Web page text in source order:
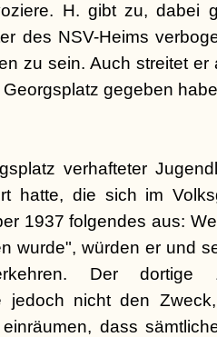
H. gibt zu, dabei
des NSV-Heims
zu sein. Auch streitet
gegeben
verhafteter
hatte, die sich im
1937 folgendes aus:
wurde", würden er und
Der dortige
jedoch nicht den
dass